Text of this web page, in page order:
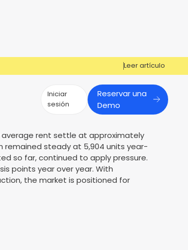
Leer artículo
Iniciar
sesión
Reservar una
Demo
¿Tiene preguntas?
¡Cosign puede ayudarle a obtener la
aprobación!
Contáctenos
¿Tiene preguntas?
Cosign puede ayudarte a aprobar
más solicitantes
Contáctenos
de mercado Múltiples Influencers
rent settle at approximately
remained steady at 5,904 units year-
so far, continued to apply pressure.
points year over year. With
the market is positioned for